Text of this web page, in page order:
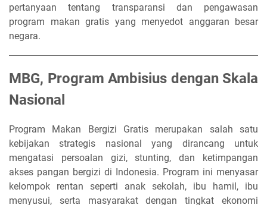
pertanyaan tentang transparansi dan pengawasan
program makan gratis yang menyedot anggaran besar
negara.
MBG, Program Ambisius dengan Skala
Nasional
Program Makan Bergizi Gratis merupakan salah satu
kebijakan strategis nasional yang dirancang untuk
mengatasi persoalan gizi, stunting, dan ketimpangan
akses pangan bergizi di Indonesia. Program ini menyasar
kelompok rentan seperti anak sekolah, ibu hamil, ibu
menyusui, serta masyarakat dengan tingkat ekonomi